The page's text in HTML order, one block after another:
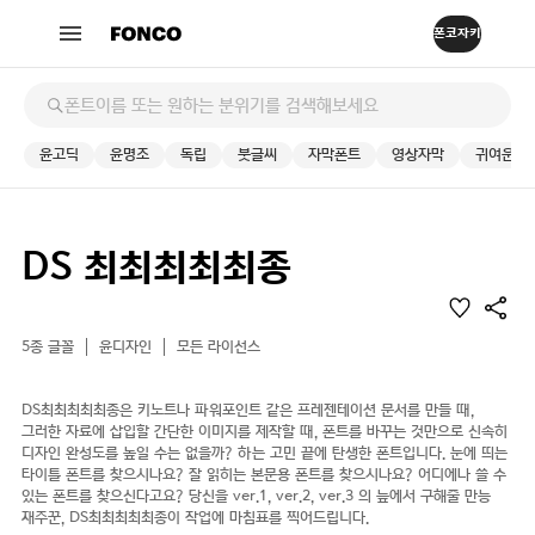
윤고딕 윤명조 독립 붓글씨 자막폰트 영상자막 귀여운
DS 최최최최최종
5종 글꼴 윤디자인 모든 라이선스
DS최최최최최종은 키노트나 파워포인트 같은 프레젠테이션 문서를 만들 때,
그러한 자료에 삽입할 간단한 이미지를 제작할 때, 폰트를 바꾸는 것만으로 신속히
디자인 완성도를 높일 수는 없을까? 하는 고민 끝에 탄생한 폰트입니다. 눈에 띄는
타이틀 폰트를 찾으시나요? 잘 읽히는 본문용 폰트를 찾으시나요? 어디에나 쓸 수
있는 폰트를 찾으신다고요? 당신을 ver.1, ver.2, ver.3 의 늪에서 구해줄 만능
재주꾼, DS최최최최최종이 작업에 마침표를 찍어드립니다.